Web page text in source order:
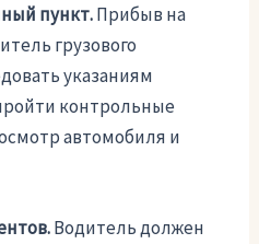
пункт.Прибыв на
грузового
указаниям
контрольные
автомобиля и
Водитель должен